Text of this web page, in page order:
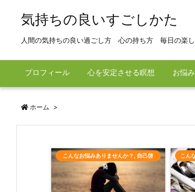
気持ちの良いすごしかた
人間の気持ちの良い過ごし方 心の持ち方 毎日の楽
プロフィール 心を安定させる瞑想 お悩
ホーム >
こんなお悩みありませんか？ , 自己啓
発
こん